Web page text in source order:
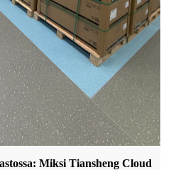
Miksi Tiansheng Cloud